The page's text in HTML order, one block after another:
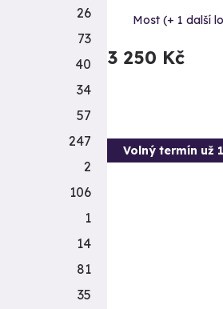
Most (+ 1 další
3 250 Kč
Volný termín už
26
73
40
34
57
247
2
106
1
14
81
35